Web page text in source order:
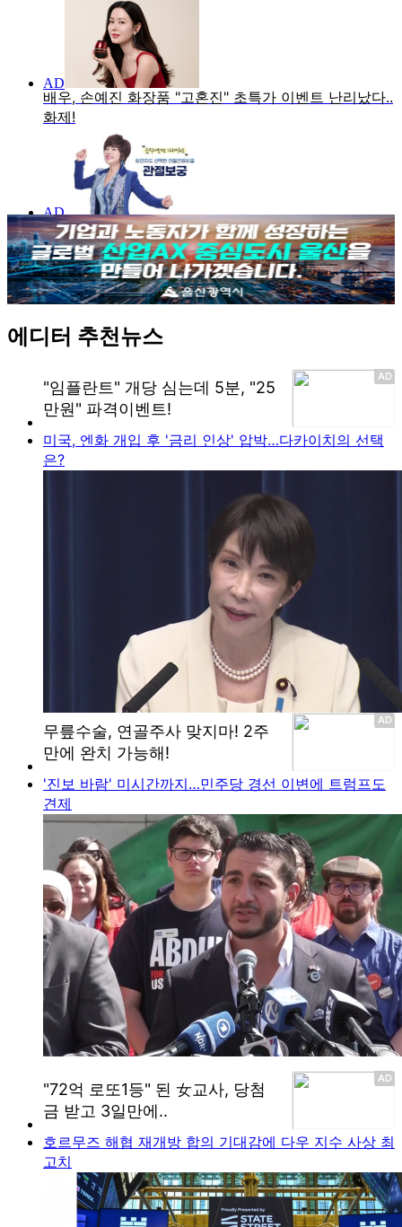
에디터 추천뉴스
미국, 엔화 개입 후 '금리 인상' 압박…다카이치의 선택
은?
'진보 바람' 미시간까지…민주당 경선 이변에 트럼프도
견제
호르무즈 해협 재개방 합의 기대감에 다우 지수 사상 최
고치